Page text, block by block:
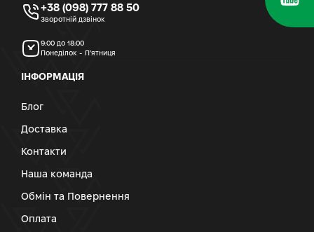
+38 (098) 777 88 50
Зворотній дзвінок
9:00 до 18:00
Понеділок - П’ятниця
ІНФОРМАЦІЯ
Блог
Доставка
Контакти
Наша команда
Обмін та Повернення
Оплата